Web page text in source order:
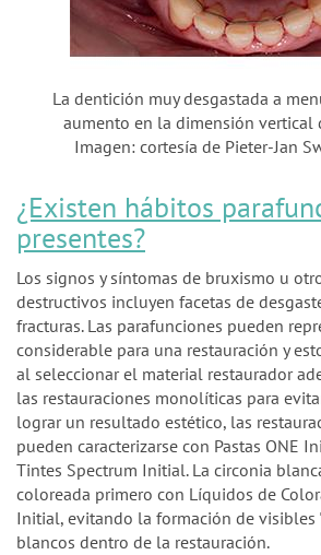
La dentición muy desgastada a
aumento en la dimensión vertical
Imagen: cortesía de Pieter-Jan
¿Existen hábitos
presentes?
Los signos y síntomas de bruxismo u
destructivos incluyen facetas de
fracturas. Las parafunciones pueden
considerable para una restauración y
al seleccionar el material restaurador
las restauraciones monolíticas para
lograr un resultado estético, las
pueden caracterizarse con Pastas ONE
Tintes Spectrum Initial. La circonia
coloreada primero con Líquidos de
Initial, evitando la formación de visibles
blancos dentro de la restauración.